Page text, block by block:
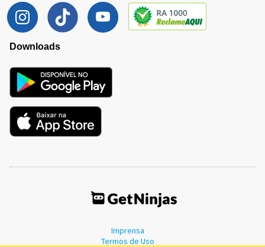
Downloads
Imprensa
Termos de Uso